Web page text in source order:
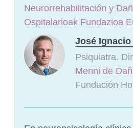
Neurorrehabilitación y
Ospitalarioak Fundazioa
José Ignacio
Psiquiatra.
Menni de
Fundación